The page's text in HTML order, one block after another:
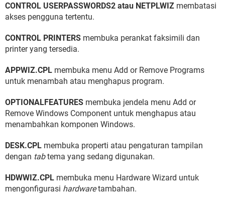
CONTROL USERPASSWORDS2 atau NETPLWIZ membatasi
akses pengguna tertentu.
CONTROL PRINTERS membuka perankat faksimili dan
printer yang tersedia.
APPWIZ.CPL membuka menu Add or Remove Programs
untuk menambah atau menghapus program.
OPTIONALFEATURES membuka jendela menu Add or
Remove Windows Component untuk menghapus atau
menambahkan komponen Windows.
DESK.CPL membuka properti atau pengaturan tampilan
dengan tabtema yang sedang digunakan.
HDWWIZ.CPL membuka menu Hardware Wizard untuk
mengonfigurasi hardwaretambahan.